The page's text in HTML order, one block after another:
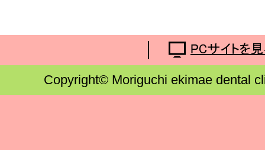
Copyright© Moriguchi ekimae dental